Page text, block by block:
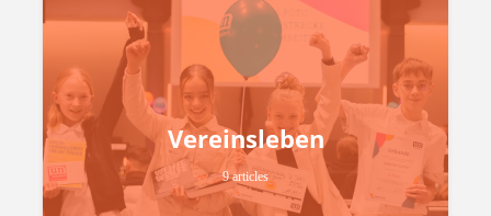
Vereinsleben
9 articles